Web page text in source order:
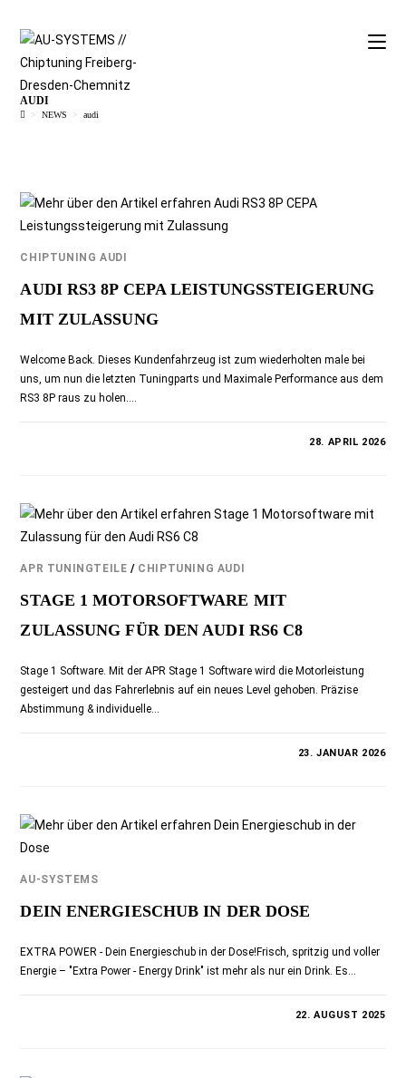
AUDI
> NEWS > audi
CHIPTUNING AUDI
AUDI RS3 8P CEPA LEISTUNGSSTEIGERUNG
MIT ZULASSUNG
Welcome Back. Dieses Kundenfahrzeug ist zum wiederholten male bei
uns, um nun die letzten Tuningparts und Maximale Performance aus dem
RS3 8P raus zu holen.…
28. APRIL 2026
APR TUNINGTEILE / CHIPTUNING AUDI
STAGE 1 MOTORSOFTWARE MIT
ZULASSUNG FÜR DEN AUDI RS6 C8
Stage 1 Software. Mit der APR Stage 1 Software wird die Motorleistung
gesteigert und das Fahrerlebnis auf ein neues Level gehoben. Präzise
Abstimmung & individuelle…
23. JANUAR 2026
AU-SYSTEMS
DEIN ENERGIESCHUB IN DER DOSE
EXTRA POWER - Dein Energieschub in der Dose!Frisch, spritzig und voller
Energie – "Extra Power - Energy Drink" ist mehr als nur ein Drink. Es…
22. AUGUST 2025